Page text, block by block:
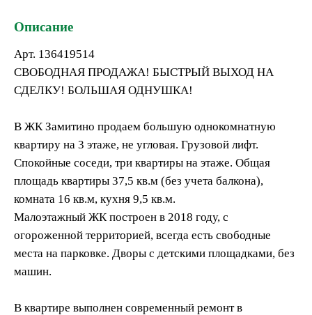
Описание
Арт. 136419514
СВОБОДНАЯ ПРОДАЖА! БЫСТРЫЙ ВЫХОД НА
СДЕЛКУ! БОЛЬШАЯ ОДНУШКА!
В ЖК Замитино продаем большую однокомнатную
квартиру на 3 этаже, не угловая. Грузовой лифт.
Спокойные соседи, три квартиры на этаже. Общая
площадь квартиры 37,5 кв.м (без учета балкона),
комната 16 кв.м, кухня 9,5 кв.м.
Малоэтажный ЖК построен в 2018 году, с
огороженной территорией, всегда есть свободные
места на парковке. Дворы с детскими площадками, без
машин.
В квартире выполнен современный ремонт в